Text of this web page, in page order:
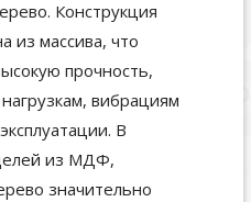
Конструкция
из массива, что
прочность,
вибрациям
В
из МДФ,
значительно